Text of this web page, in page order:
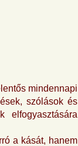
mindennapi
szólások és
elfogyasztására
a kását, hanem